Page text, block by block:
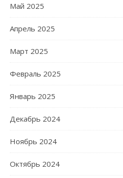
Май 2025
Апрель 2025
Март 2025
Февраль 2025
Январь 2025
Декабрь 2024
Ноябрь 2024
Октябрь 2024